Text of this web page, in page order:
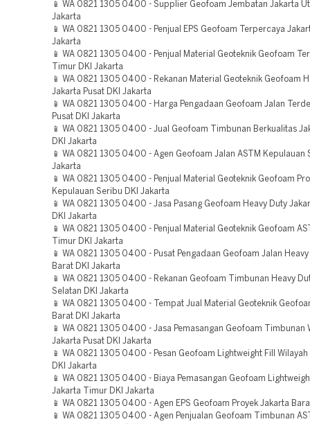
📱 WA 0821 1305 0400 - Supplier Geofoam Jembatan Jakarta
Jakarta
📱 WA 0821 1305 0400 - Penjual EPS Geofoam Terpercaya
Jakarta
📱 WA 0821 1305 0400 - Penjual Material Geoteknik Geofoam
Timur DKI Jakarta
📱 WA 0821 1305 0400 - Rekanan Material Geoteknik Geofoam
Jakarta Pusat DKI Jakarta
📱 WA 0821 1305 0400 - Harga Pengadaan Geofoam Jalan
Pusat DKI Jakarta
📱 WA 0821 1305 0400 - Jual Geofoam Timbunan Berkualitas
DKI Jakarta
📱 WA 0821 1305 0400 - Agen Geofoam Jalan ASTM Kepulauan
Jakarta
📱 WA 0821 1305 0400 - Penjual Material Geoteknik Geofoam
Kepulauan Seribu DKI Jakarta
📱 WA 0821 1305 0400 - Jasa Pasang Geofoam Heavy Duty
DKI Jakarta
📱 WA 0821 1305 0400 - Penjual Material Geoteknik Geofoam
Timur DKI Jakarta
📱 WA 0821 1305 0400 - Pusat Pengadaan Geofoam Jalan
Barat DKI Jakarta
📱 WA 0821 1305 0400 - Rekanan Geofoam Timbunan Heavy
Selatan DKI Jakarta
📱 WA 0821 1305 0400 - Tempat Jual Material Geoteknik
Barat DKI Jakarta
📱 WA 0821 1305 0400 - Jasa Pemasangan Geofoam Timbunan
Jakarta Pusat DKI Jakarta
📱 WA 0821 1305 0400 - Pesan Geofoam Lightweight Fill Wilayah
DKI Jakarta
📱 WA 0821 1305 0400 - Biaya Pemasangan Geofoam
Jakarta Timur DKI Jakarta
📱 WA 0821 1305 0400 - Agen EPS Geofoam Proyek Jakarta
📱 WA 0821 1305 0400 - Agen Penjualan Geofoam Timbunan